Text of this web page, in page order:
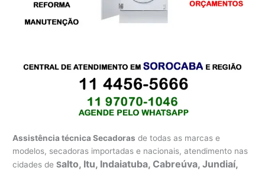
Assistência técnica Secadoras de todas as marcas e
modelos, secadoras importadas e nacionais, atendimento nas
cidades deSalto, Itu, Indaiatuba, Cabreúva, Jundiaí,